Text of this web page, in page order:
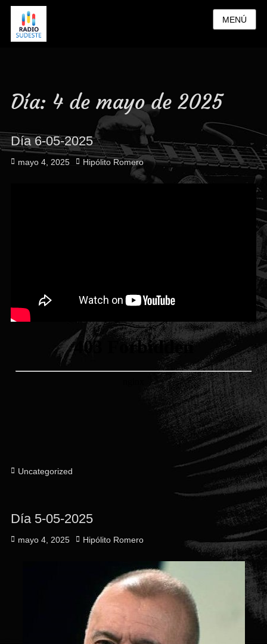
MENÚ
Día: 4 de mayo de 2025
Día 6-05-2025
Publicado
mayo 4, 2025 Autor
Hipólito Romero
Categorías
Uncategorized
Día 5-05-2025
Publicado
mayo 4, 2025 Autor
Hipólito Romero